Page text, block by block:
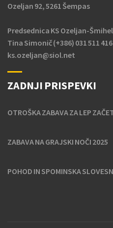
Ozeljan 92, 5261 Šempas
Predsednica KS Ozeljan-Šmihel
Tina Simonič (+386) 031 511 416
ks.ozeljan@siol.net
ZADNJI PRISPEVKI
OTROŠKA ZABAVA ZA LEP
ZABAVA NA GRAJSKI NOČI 2025
POHOD IN SPOMINSKA